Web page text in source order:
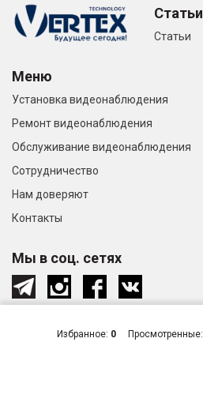
Избранное: 0 Просмотренные:
Статьи
Статьи
Меню
Установка видеонаблюдения
Ремонт видеонаблюдения
Обслуживание видеонаблюдения
Сотрудничество
Нам доверяют
Контакты
Мы в соц. сетях